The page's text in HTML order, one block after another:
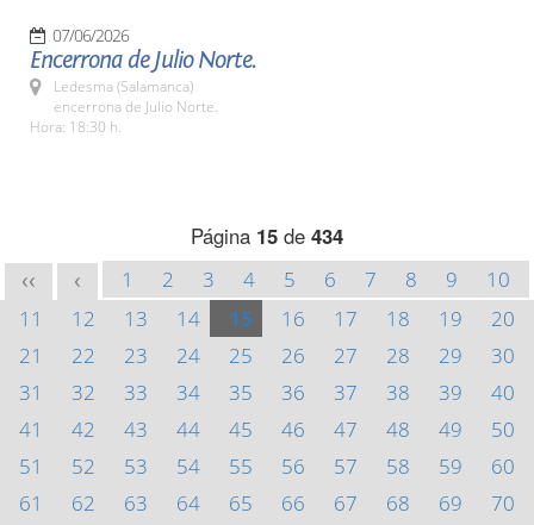
07/06/2026
Encerrona de Julio Norte.
Ledesma (Salamanca)
encerrona de Julio Norte.
Hora: 18:30 h.
Página 15 de 434
<< < 1 2 3 4 5 6 7 8 9
10
11
12 13 14 15 16 17 18 19
20
21
22 23 24 25 26 27 28 29
30
31
32 33 34 35 36 37 38 39
40
41
42 43 44 45 46 47 48 49
50
51
52 53 54 55 56 57 58 59
60
61
62 63 64 65 66 67 68 69
70